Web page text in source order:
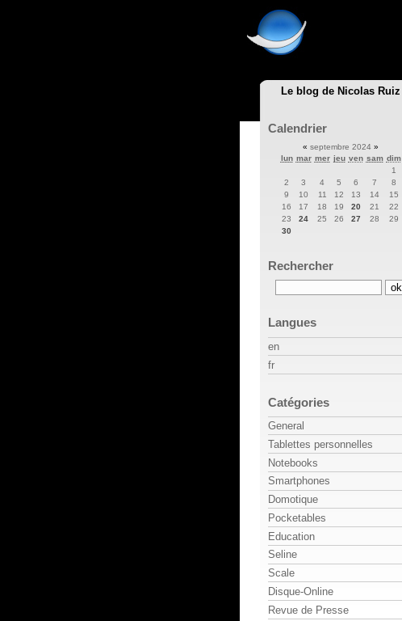
Le blog de Nicolas Ruiz
Calendrier
« septembre 2024 »
lun mar mer jeu ven sam dim
1
2
3 4 5 6 7
8
9
10 11 12 13 14
15
16
17 18 19 20 21
22
23
24 25 26 27 28
29
30
Rechercher
Langues
en
fr
Catégories
General
Tablettes personnelles
Notebooks
Smartphones
Domotique
Pocketables
Education
Seline
Scale
Disque-Online
Revue de Presse